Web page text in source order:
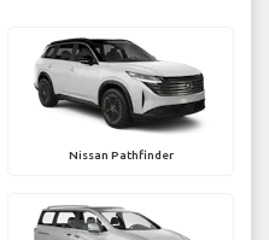
Nissan Pathfinder